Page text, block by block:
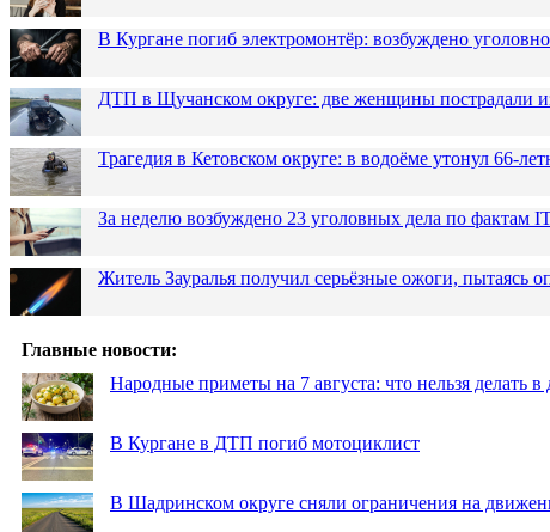
В Кургане погиб электромонтёр: возбуждено
ДТП в Щучанском округе: две женщины пострадали
Трагедия в Кетовском округе: в водоёме утонул 66-
За неделю возбуждено 23 уголовных дела по фактам
Житель Зауралья получил серьёзные ожоги, пытаясь
Главные новости:
Народные приметы на 7 августа: что нельзя делать
В Кургане в ДТП погиб мотоциклист
В Шадринском округе сняли ограничения на